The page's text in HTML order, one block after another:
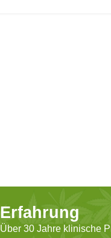
Erfahrung
Über 30 Jahre klinische